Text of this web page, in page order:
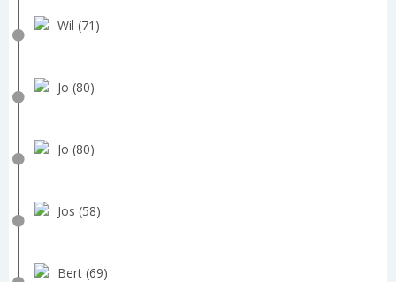
Wil (71)
Jo (80)
Jo (80)
Jos (58)
Bert (69)